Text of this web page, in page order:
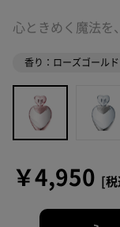
心ときめく魔法を
香り：ローズゴールド
￥4,950